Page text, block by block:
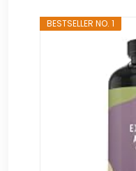
BESTSELLER NO. 1